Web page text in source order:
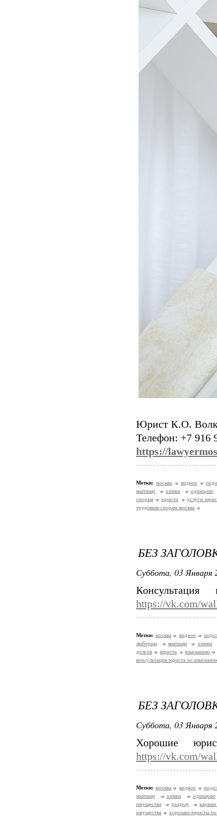
Юрист К.О.
Телефон: +7 916
https://
Метки: москва видное
мытищи
химки
одинцово
спорам
юриста
услуги
трудовым спорам москва
БЕЗ
Суббота, 03 Января
https://vk.com/
Метки: москва видное
люберцы
мытищи
химки
долгов
юриста
взысканию
консультация юриста по
БЕЗ
Суббота, 03 Января
Хорошие
https://vk.com/
Метки: москва видное
мытищи
химки
одинцово
имущества
разделу
имущества
хорошие юристы по